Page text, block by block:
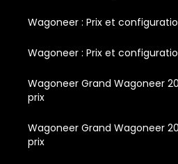
Wagoneer : Prix et
Wagoneer : Prix et
Wagoneer Grand Wagoneer
prix
Wagoneer Grand Wagoneer
prix